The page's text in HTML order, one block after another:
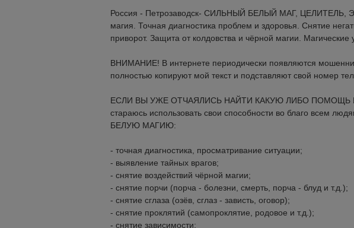
Россия - Петрозаводск- СИЛЬНЫЙ БЕЛЫЙ МАГ,
магия. Точная диагностика проблем и здоровья. Снятие
приворот. Защита от колдовства и чёрной магии.
ВНИМАНИЕ! В интернете периодически появляются
полностью копируют мой текст и подставляют свой номер
ЕСЛИ ВЫ УЖЕ ОТЧАЯЛИСЬ НАЙТИ КАКУЮ ЛИБО ПОМОЩЬ И
стараюсь использовать свои способности во благо всем
БЕЛУЮ МАГИЮ:
- точная диагностика, просматривание ситуации;
- выявление тайных врагов;
- снятие воздействий чёрной магии;
- снятие порчи (порча - болезни, смерть, порча - блуд и т.д.);
- снятие сглаза (озёв, сглаз - зависть, оговор);
- снятие проклятий (самопроклятие, родовое и т.д.);
- снятие зависимости;